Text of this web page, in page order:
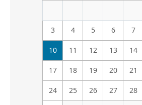
3 4 5 6 7
10 11 12 13 14
17 18 19 20 21
24 25 26 27 28